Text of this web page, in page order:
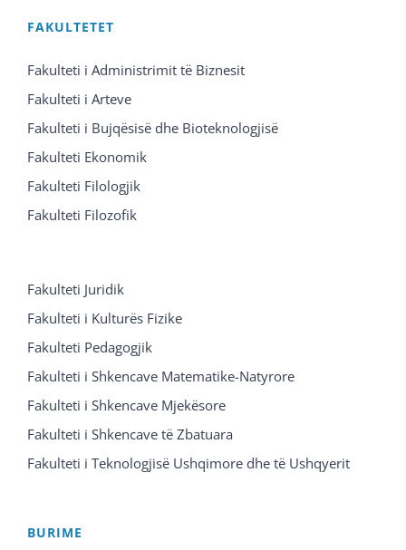
FAKULTETET
Fakulteti i Administrimit të Biznesit
Fakulteti i Arteve
Fakulteti i Bujqësisë dhe Bioteknologjisë
Fakulteti Ekonomik
Fakulteti Filologjik
Fakulteti Filozofik
Fakulteti Juridik
Fakulteti i Kulturës Fizike
Fakulteti Pedagogjik
Fakulteti i Shkencave Matematike-Natyrore
Fakulteti i Shkencave Mjekësore
Fakulteti i Shkencave të Zbatuara
Fakulteti i Teknologjisë Ushqimore dhe të Ushqyerit
BURIME